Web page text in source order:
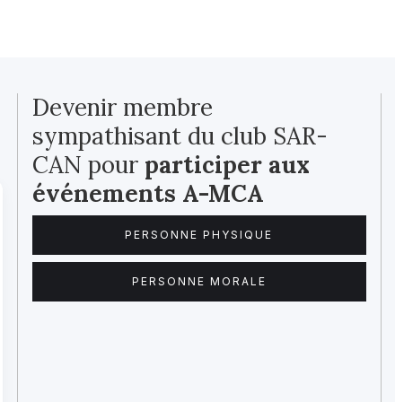
Devenir membre
sympathisant du club SAR-
CAN pour participer aux
événements A-MCA
PERSONNE PHYSIQUE
PERSONNE MORALE